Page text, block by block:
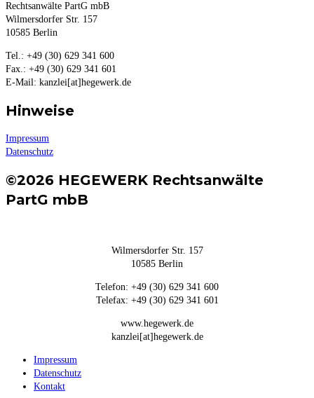
Rechtsanwälte PartG mbB
Wilmersdorfer Str. 157
10585 Berlin
Tel.: +49 (30) 629 341 600
Fax.: +49 (30) 629 341 601
E-Mail: kanzlei[at]hegewerk.de
Hinweise
Impressum
Datenschutz
©2026 HEGEWERK Rechtsanwälte
PartG mbB
Wilmersdorfer Str. 157
10585 Berlin
Telefon: +49 (30) 629 341 600
Telefax: +49 (30) 629 341 601
www.hegewerk.de
kanzlei[at]hegewerk.de
Impressum
Datenschutz
Kontakt